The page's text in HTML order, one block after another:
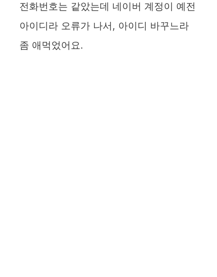
전화번호는 같았는데 네이버 계정이 예전
아이디라 오류가 나서, 아이디 바꾸느라
좀 애먹었어요.